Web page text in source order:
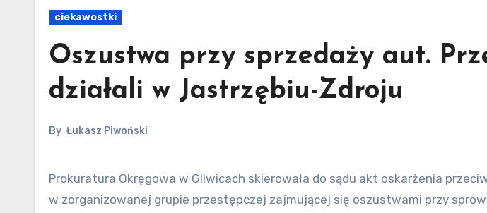
ciekawostki
Oszustwa przy sprzedaży aut.
działali w Jastrzębiu-Zdroju
By Łukasz Piwoński
Prokuratura Okręgowa w Gliwicach skierowała do sądu akt oskarżenia przeciwko osobom podejrzanym o udział
w zorganizowanej grupie przestępczej zajmującej się oszustwami przy